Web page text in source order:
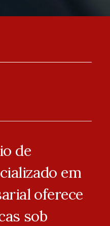
de
em
oferece
sob